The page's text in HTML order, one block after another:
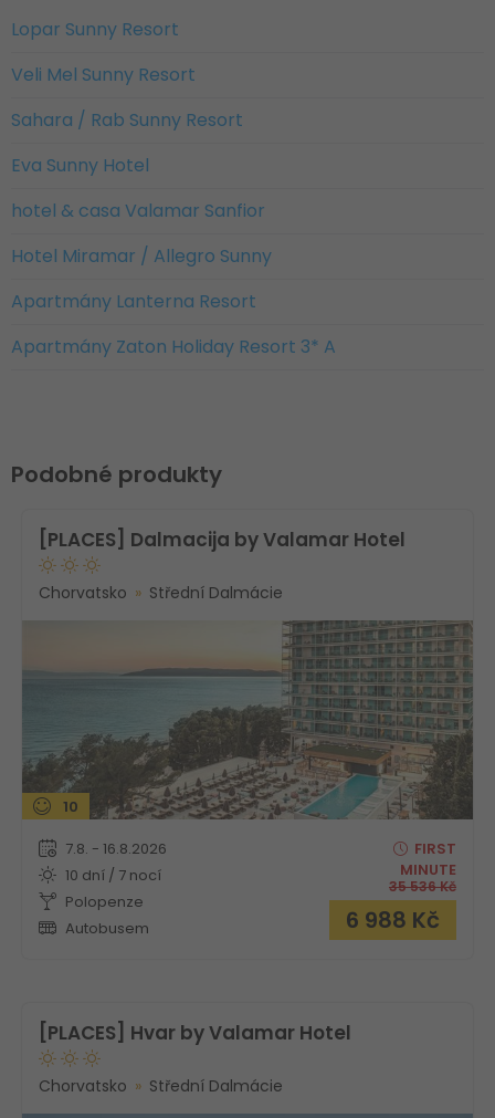
Lopar Sunny Resort
Veli Mel Sunny Resort
Sahara / Rab Sunny Resort
Eva Sunny Hotel
hotel & casa Valamar Sanfior
Hotel Miramar / Allegro Sunny
Apartmány Lanterna Resort
Apartmány Zaton Holiday Resort 3* A
Podobné produkty
[PLACES] Dalmacija by Valamar Hotel
Chorvatsko Střední Dalmácie
10
7.8. - 16.8.2026
10 dní / 7 nocí
Polopenze
Autobusem
FIRST
MINUTE
35 536Kč
6 988 Kč
[PLACES] Hvar by Valamar Hotel
Chorvatsko Střední Dalmácie